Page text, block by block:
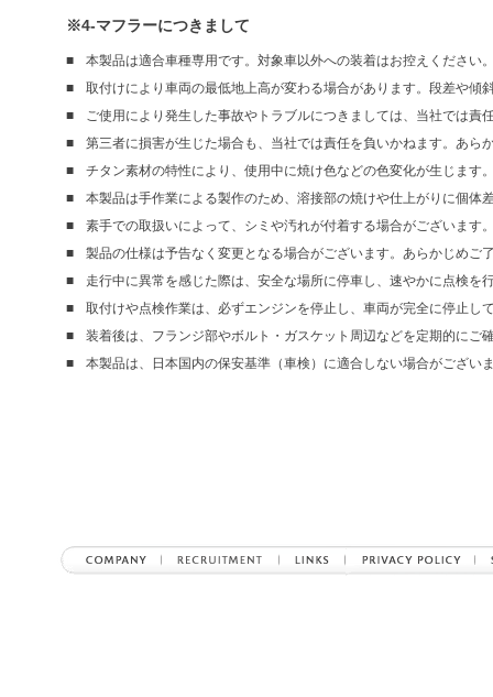
※4-マフラーにつきまして
本製品は適合車種専用です。対象車以外への装着はお控えください
取付けにより車両の最低地上高が変わる場合があります。段差や傾
ご使用により発生した事故やトラブルにつきましては、当社では
第三者に損害が生じた場合も、当社では責任を負いかねます。あら
チタン素材の特性により、使用中に焼け色などの色変化が生じま
本製品は手作業による製作のため、溶接部の焼けや仕上がりに個体
素手での取扱いによって、シミや汚れが付着する場合がございます
製品の仕様は予告なく変更となる場合がございます。あらかじめご
走行中に異常を感じた際は、安全な場所に停車し、速やかに点検を
取付けや点検作業は、必ずエンジンを停止し、車両が完全に停止し
装着後は、フランジ部やボルト・ガスケット周辺などを定期的にご
本製品は、日本国内の保安基準（車検）に適合しない場合がござ